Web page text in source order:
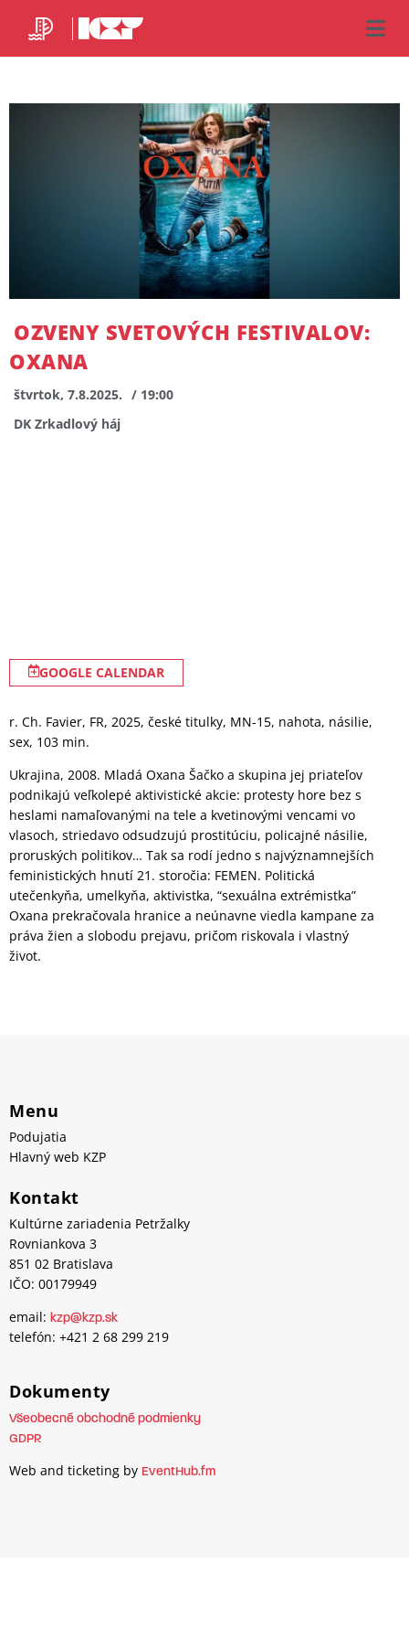
OZVENY SVETOVÝCH FESTIVALOV:
OXANA
štvrtok, 7.8.2025. / 19:00
DK Zrkadlový háj
GOOGLE CALENDAR
r. Ch. Favier, FR, 2025, české titulky, MN-15, nahota, násilie,
sex, 103 min.
Ukrajina, 2008. Mladá Oxana Šačko a skupina jej priateľov
podnikajú veľkolepé aktivistické akcie: protesty hore bez s
heslami namaľovanými na tele a kvetinovými vencami vo
vlasoch, striedavo odsudzujú prostitúciu, policajné násilie,
proruských politikov… Tak sa rodí jedno s najvýznamnejších
feministických hnutí 21. storočia: FEMEN. Politická
utečenkyňa, umelkyňa, aktivistka, “sexuálna extrémistka”
Oxana prekračovala hranice a neúnavne viedla kampane za
práva žien a slobodu prejavu, pričom riskovala i vlastný
život.
Menu
Podujatia
Hlavný web KZP
Kontakt
Kultúrne zariadenia Petržalky
Rovniankova 3
851 02 Bratislava
IČO: 00179949
email: kzp@kzp.sk
telefón: +421 2 68 299 219
Dokumenty
Všeobecné obchodné podmienky
GDPR
Web and ticketing by EventHub.fm